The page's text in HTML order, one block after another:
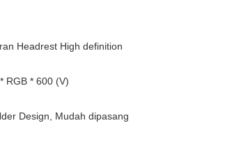
Headrest High definition
RGB * 600 (V)
Design, Mudah dipasang